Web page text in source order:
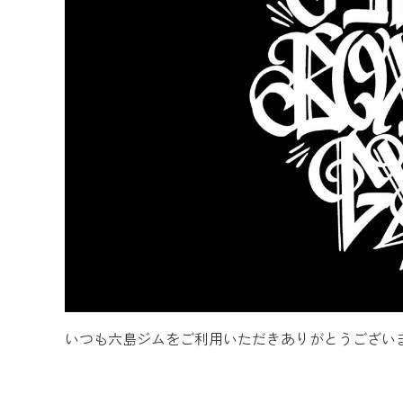
いつも六島ジムをご利用いただきありがとうござい